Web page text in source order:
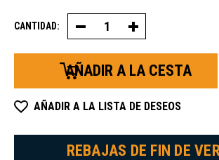
CANTIDAD: Disminuir
la
cantidad
de
petos
Iron-
Tuff®.
Aumentar
la
cantidad
petos
Iron-
Tuff®.
AÑADIR A LA LISTA DE DESEOS
REBAJAS DE FIN DE